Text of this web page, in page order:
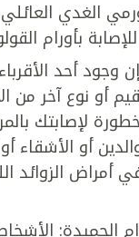
الغدي
بأورام
وجود أحد
أو نوع آخر من
لإصابتك
أو الأشقاء
في أمراض الزوائد
الحميدة: